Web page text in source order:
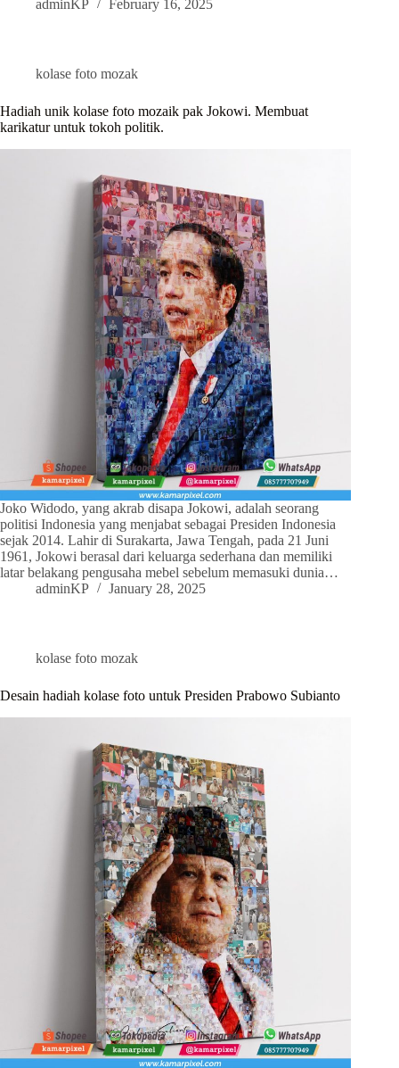
adminKP February 16, 2025
kolase foto mozak
Hadiah unik kolase foto mozaik pak Jokowi. Membuat
karikatur untuk tokoh politik.
Joko Widodo, yang akrab disapa Jokowi, adalah seorang
politisi Indonesia yang menjabat sebagai Presiden Indonesia
sejak 2014. Lahir di Surakarta, Jawa Tengah, pada 21 Juni
1961, Jokowi berasal dari keluarga sederhana dan memiliki
latar belakang pengusaha mebel sebelum memasuki dunia…
adminKP
January 28, 2025
kolase foto mozak
Desain hadiah kolase foto untuk Presiden Prabowo Subianto